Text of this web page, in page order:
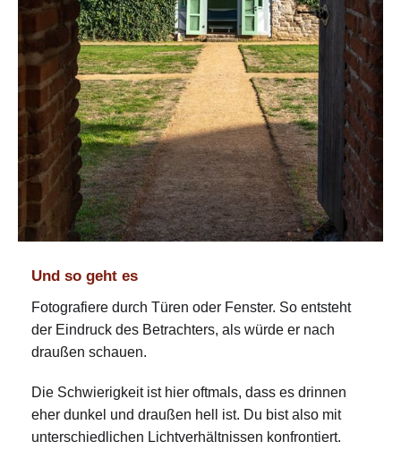
Und so geht es
Fotografiere durch Türen oder Fenster. So entsteht
der Eindruck des Betrachters, als würde er nach
draußen schauen.
Die Schwierigkeit ist hier oftmals, dass es drinnen
eher dunkel und draußen hell ist. Du bist also mit
unterschiedlichen Lichtverhältnissen konfrontiert.